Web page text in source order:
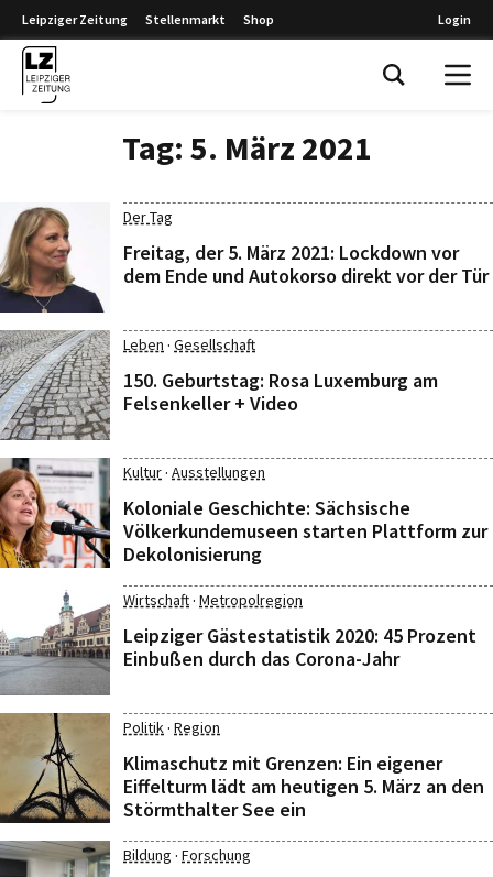
Leipziger Zeitung Stellenmarkt Shop Login
Tag: 5. März 2021
Der Tag
Freitag, der 5. März 2021: Lockdown vor
dem Ende und Autokorso direkt vor der Tür
Leben · Gesellschaft
150. Geburtstag: Rosa Luxemburg am
Felsenkeller + Video
Kultur· Ausstellungen
Koloniale Geschichte: Sächsische
Völkerkundemuseen starten Plattform zur
Dekolonisierung
Wirtschaft· Metropolregion
Leipziger Gästestatistik 2020: 45 Prozent
Einbußen durch das Corona-Jahr
Politik· Region
Klimaschutz mit Grenzen: Ein eigener
Eiffelturm lädt am heutigen 5. März an den
Störmthalter See ein
Bildung · Forschung